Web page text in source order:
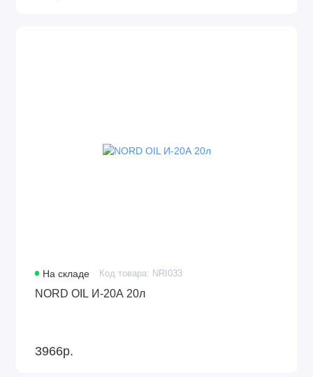
На складе Код товара: NRI033
NORD OIL И-20А 20л
3966р.